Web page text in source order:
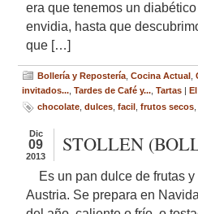
era que tenemos un
envidia, hasta que
que […]
Bollería y Repostería Cocina Actual
invitados... Tardes de Café y... Tartas |
chocolate dulces facil frutos secos
Dic
09
2013
STOLLEN
Es un pan dulce de frutas
Austria. Se prepara en